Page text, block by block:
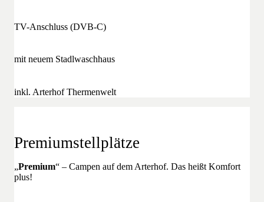
TV-Anschluss (DVB-C)
mit neuem Stadlwaschhaus
inkl. Arterhof Thermenwelt
Premiumstellplätze
„Premium“ – Campen auf dem Arterhof. Das heißt Komfort
plus!